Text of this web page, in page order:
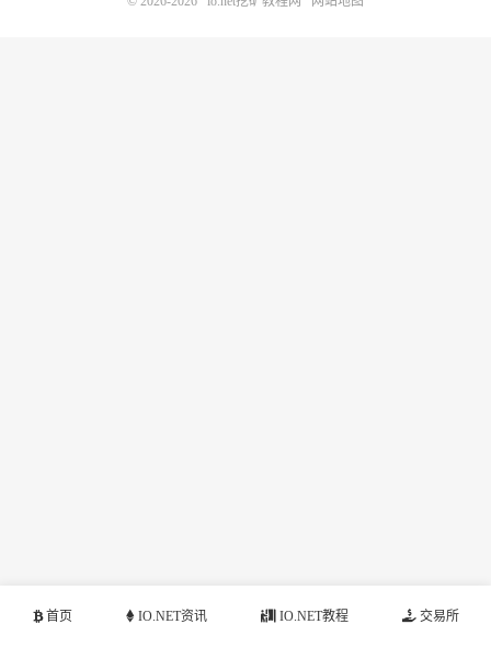
首页 IO.NET资讯 IO.NET教程 交易所